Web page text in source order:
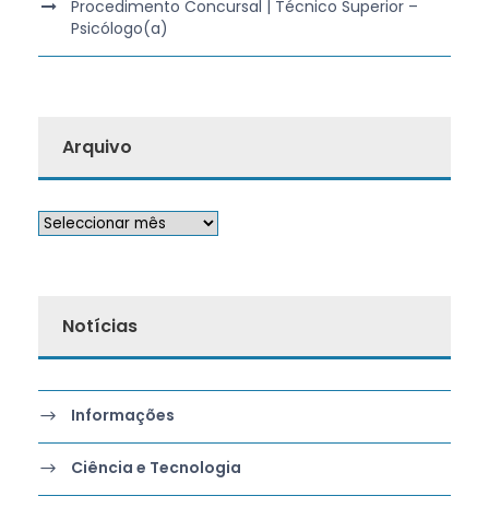
Procedimento Concursal | Técnico Superior –
Psicólogo(a)
Arquivo
Notícias
Informações
Ciência e Tecnologia